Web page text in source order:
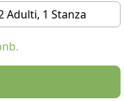
la sua flora e fauna
i nostri mobili
nostre
nostra giungla. I
Adulti, 1 Stanza